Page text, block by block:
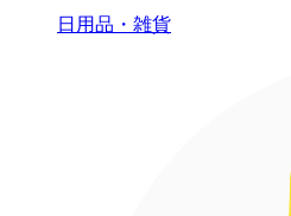
日用品・雑貨